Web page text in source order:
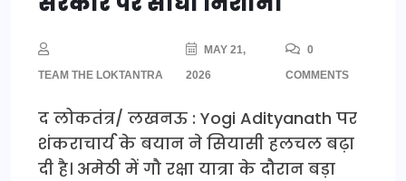
TEAM THE LOKTANTRA
MAY 21,
2026
0
COMMENTS
द लोकतंत्र/ लखनऊ : Yogi Adityanath पर
शंकराचार्य के बयान ने सियासी हलचल बढ़ा
दी है। अमेठी में गौ रक्षा यात्रा के दौरान बड़ा